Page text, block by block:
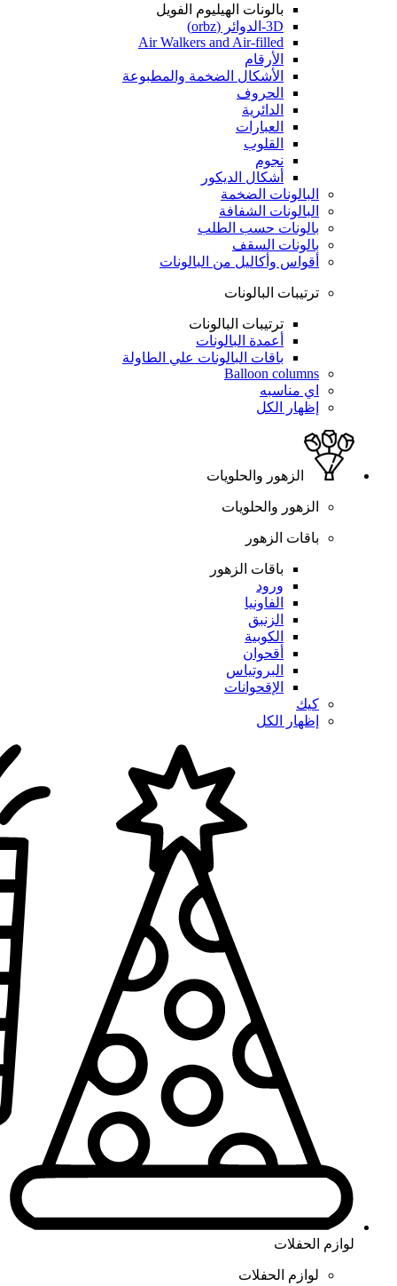
بالونات الهيليوم الفويل
3D-الدوائر (orbz)
Air Walkers and Air-filled
الأرقام
الأشكال الضخمة والمطبوعة
الحروف
الدائرية
العبارات
القلوب
نجوم
أشكال الديكور
البالونات الضخمة
البالونات الشفافة
بالونات حسب الطلب
بالونات السقف
أقواس وأكاليل من البالونات
ترتيبات البالونات
ترتيبات البالونات
أعمدة البالونات
باقات البالونات علي الطاولة
Balloon columns
اي مناسبه
إظهار الكل
الزهور والحلويات
الزهور والحلويات
باقات الزهور
باقات الزهور
ورود
الفاونيا
الزنبق
الكوبية
أقحوان
البروتياس
الإقحوانات
كيك
إظهار الكل
لوازم الحفلات
لوازم الحفلات